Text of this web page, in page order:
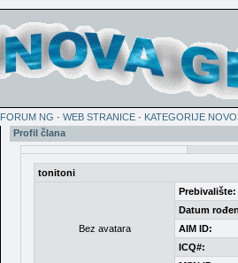
FORUM NG · WEB STRANICE · KATEGORIJE
Profil člana
tonitoni
Bez avatara
Prebivalište:
Datum
AIM ID:
ICQ#: